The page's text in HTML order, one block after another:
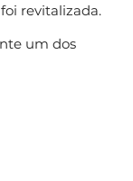
revitalizada.
um dos